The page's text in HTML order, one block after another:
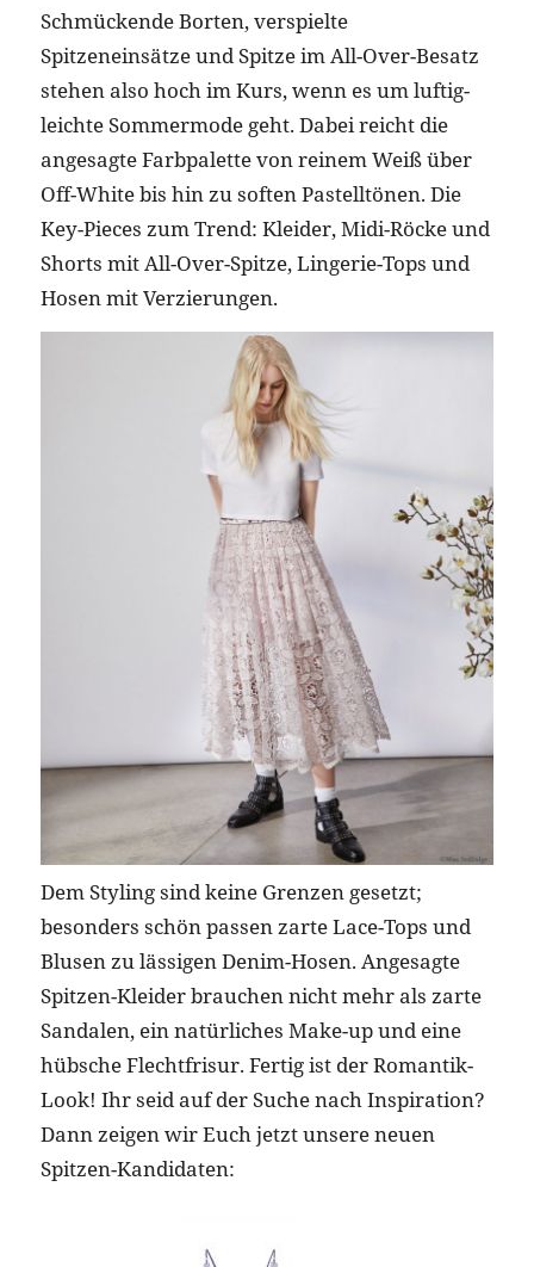
Schmückende Borten, verspielte
Spitzeneinsätze und Spitze im All-Over-Besatz
stehen also hoch im Kurs, wenn es um luftig-
leichte Sommermode geht. Dabei reicht die
angesagte Farbpalette von reinem Weiß über
Off-White bis hin zu soften Pastelltönen. Die
Key-Pieces zum Trend: Kleider, Midi-Röcke und
Shorts mit All-Over-Spitze, Lingerie-Tops und
Hosen mit Verzierungen.
Dem Styling sind keine Grenzen gesetzt;
besonders schön passen zarte Lace-Tops und
Blusen zu lässigen Denim-Hosen. Angesagte
Spitzen-Kleider brauchen nicht mehr als zarte
Sandalen, ein natürliches Make-up und eine
hübsche Flechtfrisur. Fertig ist der Romantik-
Look! Ihr seid auf der Suche nach Inspiration?
Dann zeigen wir Euch jetzt unsere neuen
Spitzen-Kandidaten: